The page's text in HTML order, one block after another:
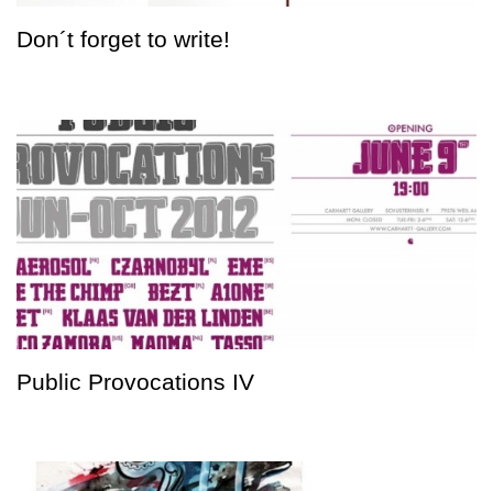
Don´t forget to write!
Public Provocations IV